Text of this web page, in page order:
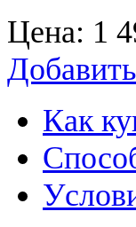
Цена: 1
Как